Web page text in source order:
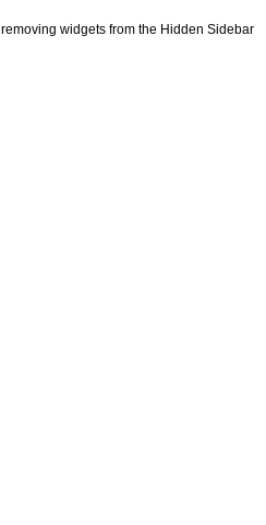
widgets from the Hidden Sidebar